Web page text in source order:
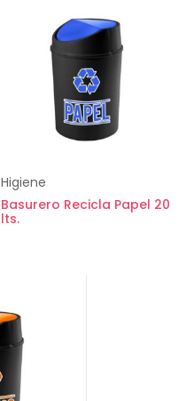
Higiene
Basurero Recicla Papel 20
lts.